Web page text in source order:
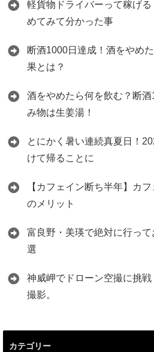
軽貨物ドライバーって稼げ
めてみて分かった事
断酒1000日達成！酒をやめ
果とは？
酒をやめたら何を飲む？断
み物は生姜湯！
とにかく暑い連続真夏日！
けて帰ることに
【カフェイン断ち半年】カ
のメリット
富良野・美瑛で絶対に行っ
選
神威岬でドローン空撮に挑
撮影。
カテゴリー